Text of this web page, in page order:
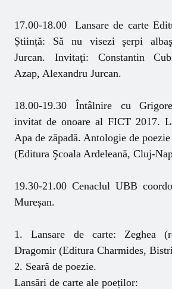
17.00-18.00 Lansare de carte
Știință: Să nu visezi şerpi
Jurcan. Invitaţi: Constantin
Azap, Alexandru Jurcan.
18.00-19.30 Întâlnire cu
invitat de onoare al FICT 2017.
Apa de zăpadă. Antologie de
(Editura Şcoala Ardeleană, Cluj-
19.30-21.00 Cenaclul UBB
Mureșan.
1. Lansare de carte: Zeghea
Dragomir (Editura Charmides,
2. Seară de poezie.
Lansări de carte ale poeților: